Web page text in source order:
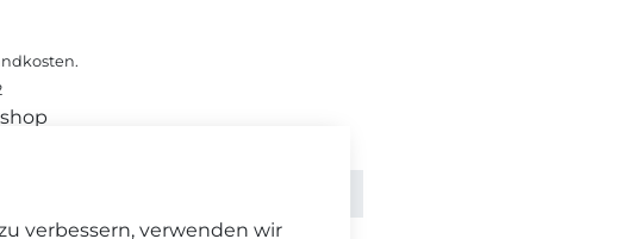
verbessern, verwenden wir
.